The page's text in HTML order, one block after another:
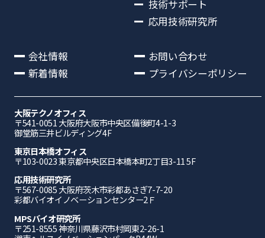
技術サポート
応用技術研究所
会社情報
新着情報
お問い合わせ
プライバシーポリシー
大阪テクノオフィス
〒541-0051 ⼤阪府⼤阪市中央区備後町4-1-3
御堂筋三井ビルディング4F
東京日本橋オフィス
〒103-0023 東京都中央区日本橋本町2丁目3-11 5F
応⽤技術研究所
〒567-0085 ⼤阪府茨⽊市彩都あさぎ7-7-20
彩都バイオイノベーションセンター2Ｆ
MPSバイオ研究所
〒251-8555 神奈川県藤沢市村岡東2-26-1